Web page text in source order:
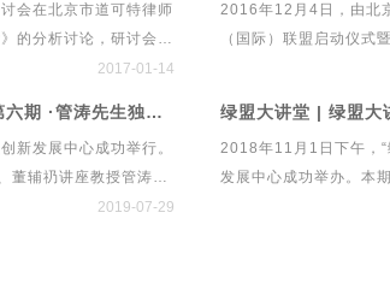
中国经济发展与法律规
系统“绿法ECO”&amp;
中应发挥什么作用？全
后疫情时代金融资本市
会在北京市道可特律师
的分析讨论，研讨会确
政府引导基金和产业基
经过多方探讨研究，本
2017-01-14
2016年12月4日，由北
（国际）联盟启动仪式
京隆重举行。来自经济
道、中国经济导报、法
检察日报、央广传媒、
《首席财务官》杂志等
绿盟大讲堂 | 精彩回顾 | 绿盟大讲堂第六期 ·管涛先生独家解读贸易摩擦、经济形势与人民币汇率
新发展中心成功举行。
董辅礽讲座教授管涛先
政策、国际资本流动等
2019-07-29
2018年11月1日下午，
发展中心成功举办。本
人赵民先生。赵民先生